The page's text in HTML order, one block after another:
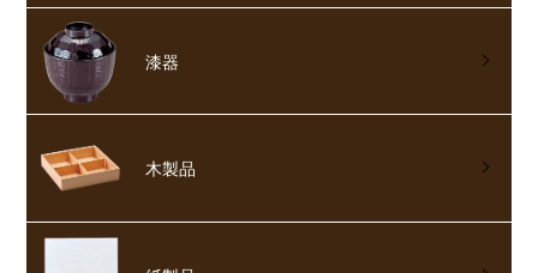
漆器
木製品